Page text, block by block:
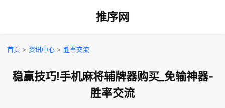
推序网
首页 > 资讯中心 > 胜率交流
稳赢技巧!手机麻将辅牌器购买_免输神器-
胜率交流